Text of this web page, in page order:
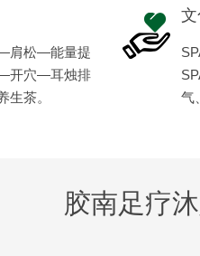
肩松—能量提
开穴—耳烛排
茶。
气
胶南足疗